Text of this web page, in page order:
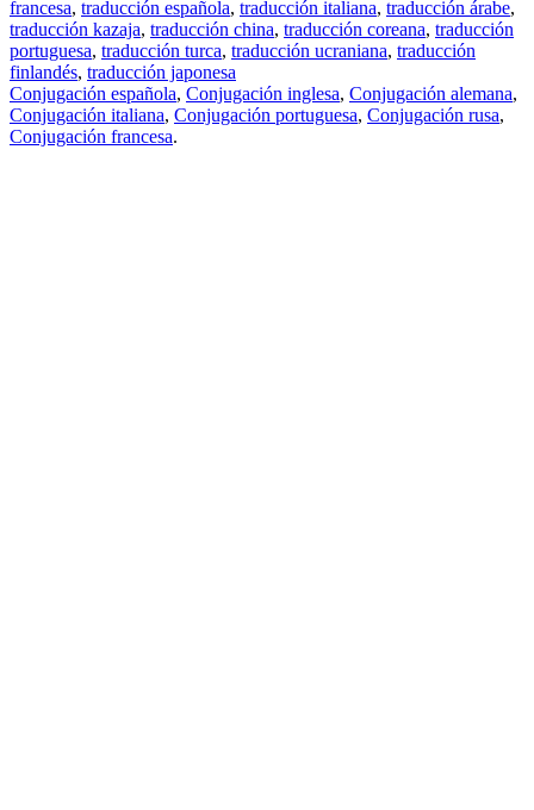
francesa, traducción española, traducción italiana, traducción árabe,
traducción kazaja, traducción china, traducción coreana, traducción
portuguesa, traducción turca, traducción ucraniana, traducción
finlandés, traducción japonesa
Conjugación española, Conjugación inglesa, Conjugación alemana,
Conjugación italiana, Conjugación portuguesa, Conjugación rusa,
Conjugación francesa.